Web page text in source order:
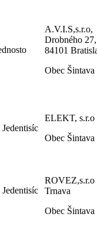
A.V.I.S,s.r.o,
Drobného 27,
84101
Obec Šintava
ELEKT, s.r.o
Obec Šintava
ROVEZ,s.r.o
Trnava
Obec Šintava